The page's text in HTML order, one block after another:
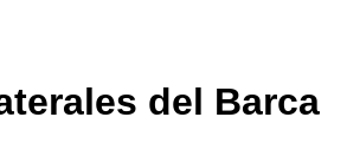
del Barca